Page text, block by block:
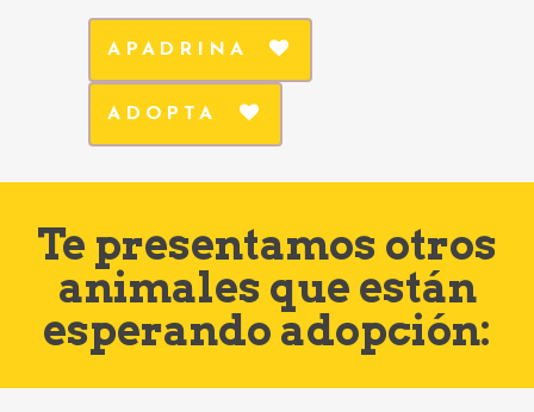
APADRINA
ADOPTA
Te presentamos otros
animales que están
esperando adopción: